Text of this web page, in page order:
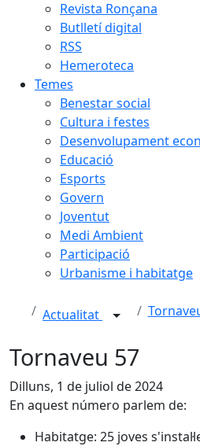
Revista Ronçana
Butlletí digital
RSS
Hemeroteca
Temes
Benestar social
Cultura i festes
Desenvolupament
Educació
Esports
Govern
Joventut
Medi Ambient
Participació
Urbanisme i habitatge
Actualitat
Tornaveu 57
Dilluns, 1 de juliol de 2024
En aquest número parlem de:
Habitatge: 25 joves